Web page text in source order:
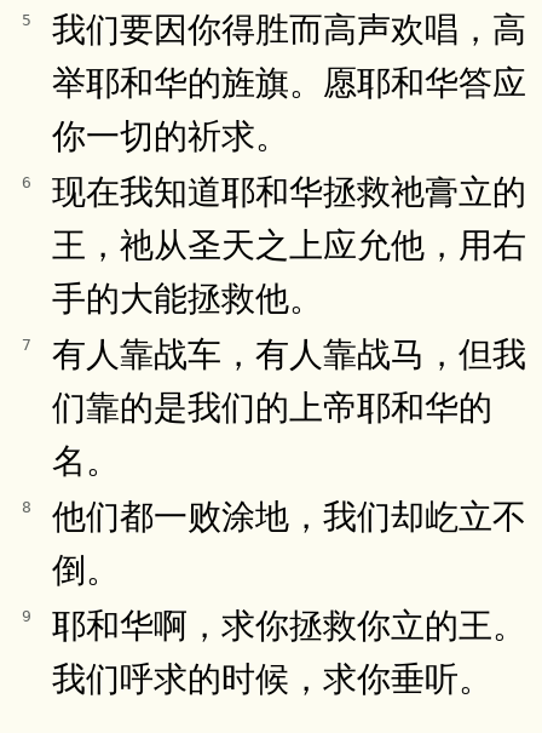
5
我们要因你得胜而高声欢唱，高
举耶和华的旌旗。愿耶和华答应
你一切的祈求。
6
现在我知道耶和华拯救祂膏立的
王，祂从圣天之上应允他，用右
手的大能拯救他。
7
有人靠战车，有人靠战马，但我
们靠的是我们的上帝耶和华的
名。
8
他们都一败涂地，我们却屹立不
倒。
9
耶和华啊，求你拯救你立的王。
我们呼求的时候，求你垂听。